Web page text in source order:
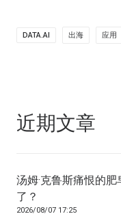
DATA.AI 出海 应用
近期文章
汤姆·克鲁斯痛恨的
了？
2026/08/07 17:25